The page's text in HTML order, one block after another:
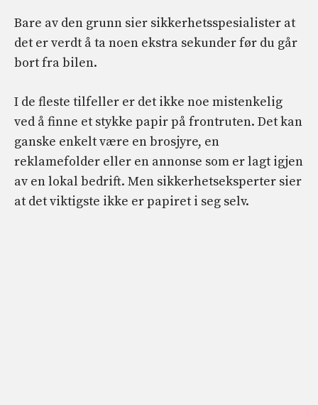
Bare av den grunn sier sikkerhetsspesialister at
det er verdt å ta noen ekstra sekunder før du går
bort fra bilen.
I de fleste tilfeller er det ikke noe mistenkelig
ved å finne et stykke papir på frontruten. Det kan
ganske enkelt være en brosjyre, en
reklamefolder eller en annonse som er lagt igjen
av en lokal bedrift. Men sikkerhetseksperter sier
at det viktigste ikke er papiret i seg selv.